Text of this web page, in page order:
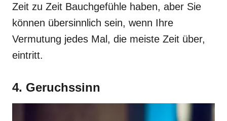
Zeit zu Zeit Bauchgefühle haben, aber Sie
können übersinnlich sein, wenn Ihre
Vermutung jedes Mal, die meiste Zeit über,
eintritt.
4. Geruchssinn